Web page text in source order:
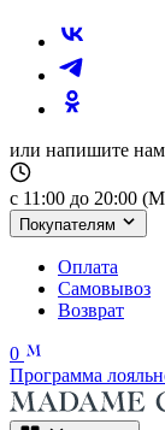
или напишите нам
с 11:00 до 20:00
Покупателям
Оплата
Самовывоз
Возврат
0
Программа